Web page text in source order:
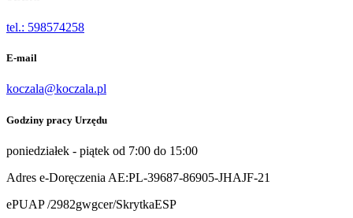
tel.: 598574258
E-mail
koczala@koczala.pl
Godziny pracy Urzędu
poniedziałek - piątek od 7:00 do 15:00
Adres e-Doręczenia AE:PL-39687-86905-JHAJF-21
ePUAP /2982gwgcer/SkrytkaESP